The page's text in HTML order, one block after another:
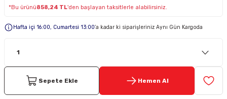
Keypad-Tuş Takımı Ürünler
*Bu ürünü858,24 TL'den başlayan taksitlerle alabilirsiniz.
Hafta içi 16:00, Cumartesi 13:00’a kadar ki siparişleriniz Aynı Gün Kargoda
Sepete Ekle Hemen Al